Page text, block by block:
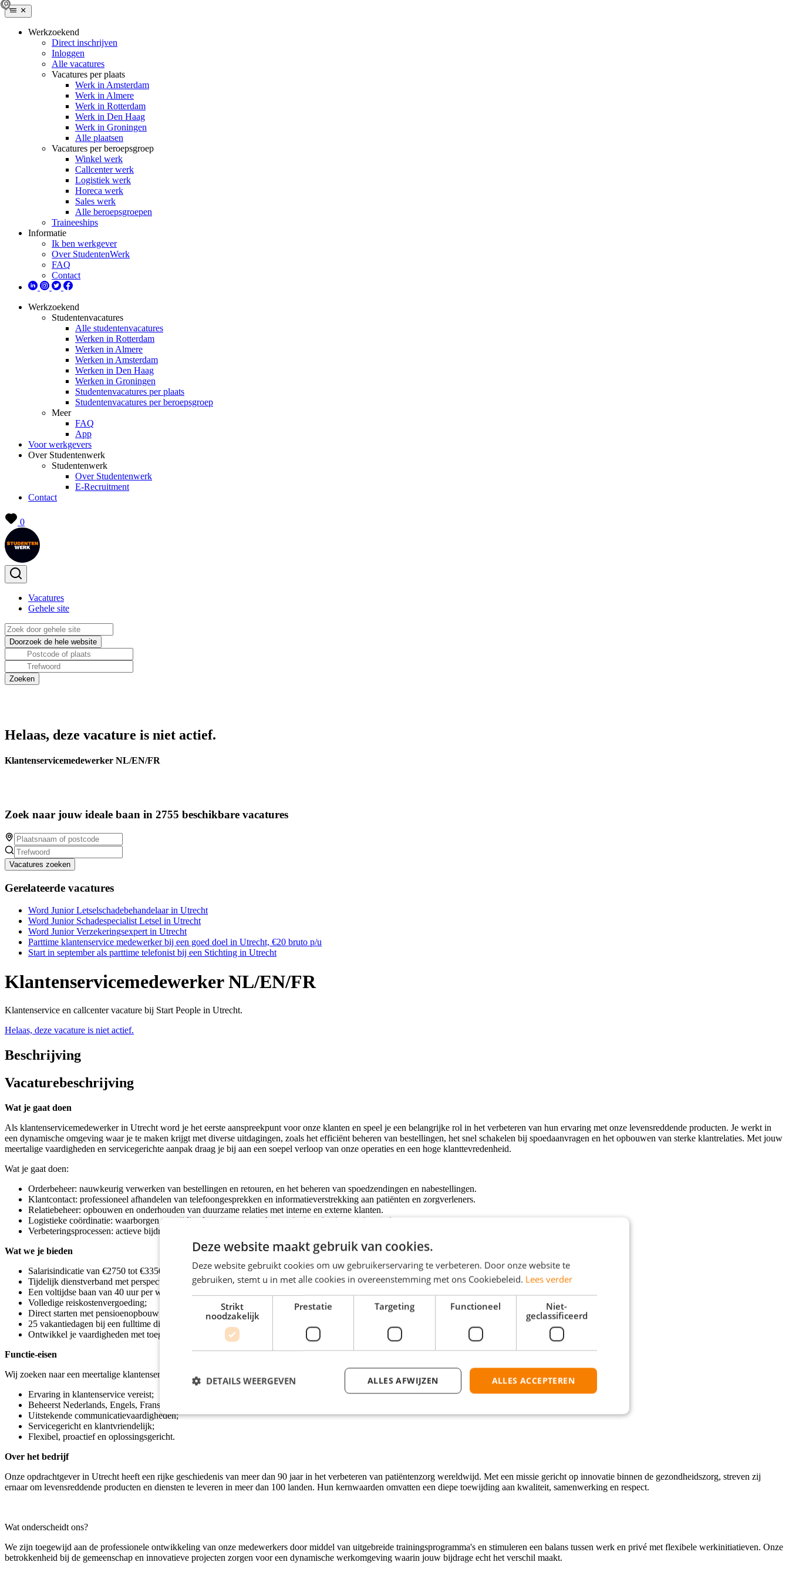
Werkzoekend
Direct inschrijven
Inloggen
Alle vacatures
Vacatures per plaats
Werk in Amsterdam
Werk in Almere
Werk in Rotterdam
Werk in Den Haag
Werk in Groningen
Alle plaatsen
Vacatures per beroepsgroep
Winkel werk
Callcenter werk
Logistiek werk
Horeca werk
Sales werk
Alle beroepsgroepen
Traineeships
Informatie
Ik ben werkgever
Over StudentenWerk
FAQ
Contact
Werkzoekend
Studentenvacatures
Alle studentenvacatures
Werken in Rotterdam
Werken in Almere
Werken in Amsterdam
Werken in Den Haag
Werken in Groningen
Studentenvacatures per plaats
Studentenvacatures per beroepsgroep
Meer
FAQ
App
Voor werkgevers
Over Studentenwerk
Studentenwerk
Over Studentenwerk
E-Recruitment
Contact
0
Vacatures
Gehele site
Helaas, deze vacature is niet actief.
Klantenservicemedewerker NL/EN/FR
Zoek naar jouw ideale baan in 2755 beschikbare vacatures
Vacatures zoeken
Gerelateerde vacatures
Word Junior Letselschadebehandelaar in Utrecht
Word Junior Schadespecialist Letsel in Utrecht
Word Junior Verzekeringsexpert in Utrecht
Parttime klantenservice medewerker bij een goed doel in Utrecht, €20 bruto p/u
Start in september als parttime telefonist bij een Stichting in Utrecht
Klantenservicemedewerker NL/EN/FR
Klantenservice en callcenter vacature bij Start People in Utrecht.
Helaas, deze vacature is niet actief.
Beschrijving
Vacaturebeschrijving
Wat je gaat doen
Als klantenservicemedewerker in Utrecht word je het eerste aanspreekpunt voor onze klanten en speel je een belangrijke rol in het verbeteren van hun ervaring met onze levensreddende producten. Je werkt in
een dynamische omgeving waar je te maken krijgt met diverse uitdagingen, zoals het efficiënt beheren van bestellingen, het snel schakelen bij spoedaanvragen en het opbouwen van sterke klantrelaties. Met jouw
meertalige vaardigheden en servicegerichte aanpak draag je bij aan een soepel verloop van onze operaties en een hoge klanttevredenheid.
Wat je gaat doen:
Orderbeheer: nauwkeurig verwerken van bestellingen en retouren, en het beheren van spoedzendingen en nabestellingen.
Klantcontact: professioneel afhandelen van telefoongesprekken en informatieverstrekking aan patiënten en zorgverleners.
Relatiebeheer: opbouwen en onderhouden van duurzame relaties met interne en externe klanten.
Logistieke coördinatie: waarborgen van tijdige levering van producten, inclusief tijdens piekperiodes.
Verbeteringsprocessen: actieve bijdrage leveren aan het continu verbeteren van de klantenserviceprocessen.
Wat we je bieden
Salarisindicatie van €2750 tot €3350 per maand;
Tijdelijk dienstverband met perspectief op een vaste aanstelling;
Een voltijdse baan van 40 uur per week;
Volledige reiskostenvergoeding;
Direct starten met pensioenopbouw;
25 vakantiedagen bij een fulltime dienstverband;
Ontwikkel je vaardigheden met toegang tot E-learnings via SkillsTown.
Functie-eisen
Wij zoeken naar een meertalige klantenservice professional met een hart voor kwaliteit.
Ervaring in klantenservice vereist;
Beheerst Nederlands, Engels, Frans op zakelijk niveau;
Uitstekende communicatievaardigheden;
Servicegericht en klantvriendelijk;
Flexibel, proactief en oplossingsgericht.
Over het bedrijf
Onze opdrachtgever in Utrecht heeft een rijke geschiedenis van meer dan 90 jaar in het verbeteren van patiëntenzorg wereldwijd. Met een missie gericht op innovatie binnen de gezondheidszorg, streven zij
ernaar om levensreddende producten en diensten te leveren in meer dan 100 landen. Hun kernwaarden omvatten een diepe toewijding aan kwaliteit, samenwerking en respect.
Wat onderscheidt ons?
We zijn toegewijd aan de professionele ontwikkeling van onze medewerkers door middel van uitgebreide trainingsprogramma's en stimuleren een balans tussen werk en privé met flexibele werkinitiatieven. Onze
betrokkenheid bij de gemeenschap en innovatieve projecten zorgen voor een dynamische werkomgeving waarin jouw bijdrage echt het verschil maakt.
Deze website maakt gebruik van cookies.
Deze website gebruikt cookies om uw gebruikerservaring te verbeteren. Door onze website te
gebruiken, stemt u in met alle cookies in overeenstemming met ons Cookiebeleid. Lees verder
Strikt
noodzakelijk
Prestatie Targeting Functioneel
Niet-
geclassificeerd
ALLES ACCEPTEREN
ALLES AFWIJZEN
DETAILS WEERGEVEN